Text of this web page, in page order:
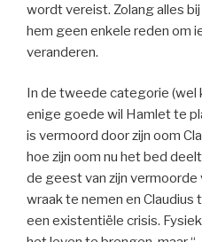
wordt vereist. Zolang alles
hem geen enkele reden om
veranderen.
In de tweede categorie (wel
enige goede wil Hamlet te
is vermoord door zijn oom
hoe zijn oom nu het bed
de geest van zijn
wraak te nemen en
een existentiële crisis.